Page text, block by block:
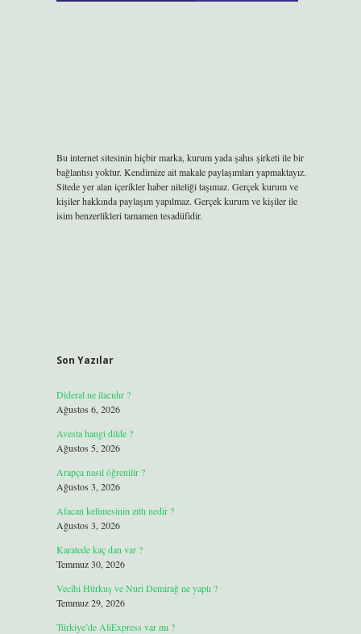
Bu internet sitesinin hiçbir marka, kurum yada şahıs şirketi ile bir
bağlantısı yoktur. Kendimize ait makale paylaşımları yapmaktayız.
Sitede yer alan içerikler haber niteliği taşımaz. Gerçek kurum ve
kişiler hakkında paylaşım yapılmaz. Gerçek kurum ve kişiler ile
isim benzerlikleri tamamen tesadüfidir.
Son Yazılar
Dideral ne ilacıdır ?
Ağustos 6, 2026
Avesta hangi dilde ?
Ağustos 5, 2026
Arapça nasıl öğrenilir ?
Ağustos 3, 2026
Afacan kelimesinin zıttı nedir ?
Ağustos 3, 2026
Karatede kaç dan var ?
Temmuz 30, 2026
Vecihi Hürkuş ve Nuri Demirağ ne yaptı ?
Temmuz 29, 2026
Türkiye’de AliExpress var mı ?